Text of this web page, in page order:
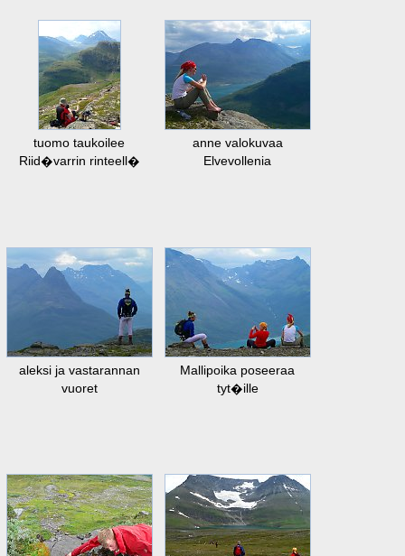
tuomo taukoilee
Riid�varrin rinteell�
anne valokuvaa
Elvevollenia
aleksi ja vastarannan
vuoret
Mallipoika poseeraa
tyt�ille